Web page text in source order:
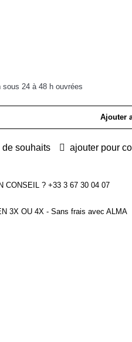
24 à 48 h ouvrées
Ajouter
souhaits ajouter pour
CONSEIL ? +33 3 67 30 04 07
3X OU 4X - Sans frais avec ALMA